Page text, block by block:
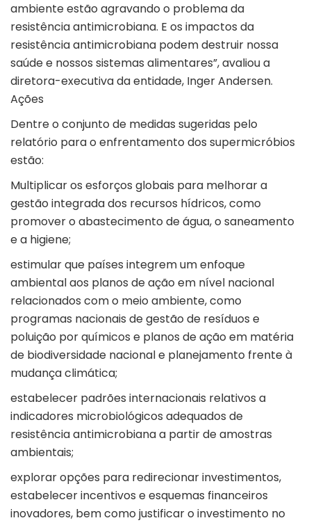
ambiente estão agravando o problema da
resistência antimicrobiana. E os impactos da
resistência antimicrobiana podem destruir nossa
saúde e nossos sistemas alimentares”, avaliou a
diretora-executiva da entidade, Inger Andersen.
Ações
Dentre o conjunto de medidas sugeridas pelo
relatório para o enfrentamento dos supermicróbios
estão:
Multiplicar os esforços globais para melhorar a
gestão integrada dos recursos hídricos, como
promover o abastecimento de água, o saneamento
e a higiene;
estimular que países integrem um enfoque
ambiental aos planos de ação em nível nacional
relacionados com o meio ambiente, como
programas nacionais de gestão de resíduos e
poluição por químicos e planos de ação em matéria
de biodiversidade nacional e planejamento frente à
mudança climática;
estabelecer padrões internacionais relativos a
indicadores microbiológicos adequados de
resistência antimicrobiana a partir de amostras
ambientais;
explorar opções para redirecionar investimentos,
estabelecer incentivos e esquemas financeiros
inovadores, bem como justificar o investimento no